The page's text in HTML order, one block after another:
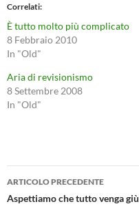
Correlati
È tutto molto più complicato
8 Febbraio 2010
In "Old"
Aria di revisionismo
8 Settembre 2008
In "Old"
Navigazione
articolo
ARTICOLO PRECEDENTE
Aspettiamo che tutto venga giù